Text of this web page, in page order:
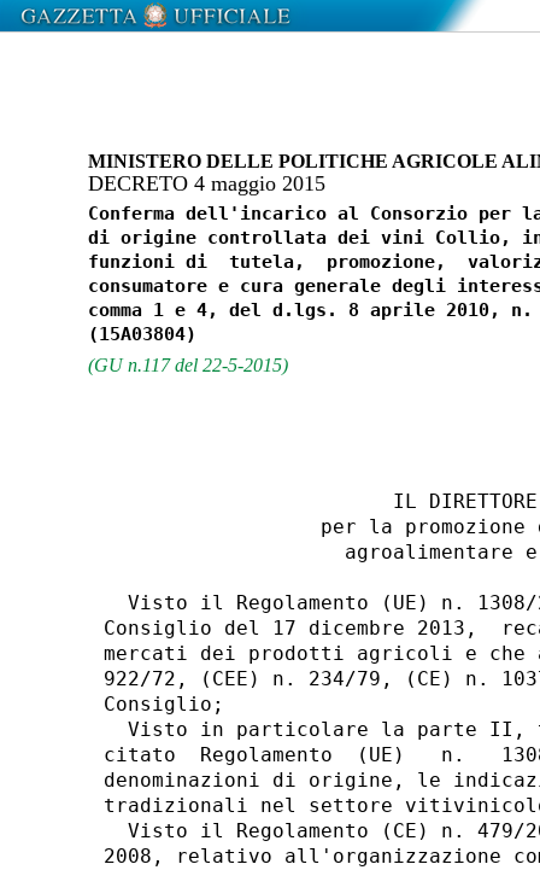
MINISTERO DELLE POLITICHE AGRICOLE
DECRETO 4 maggio 2015
Conferma dell'incarico al Consorzio per
di origine controllata dei vini Collio, in
funzioni di  tutela,  promozione,
consumatore e cura generale degli
comma 1 e 4, del d.lgs. 8 aprile 2010,
(GU n.117 del 22-5-2015)
IL
per la
agroalimentare
Visto il Regolamento (UE) n.
Consiglio del 17 dicembre 2013,
mercati dei prodotti agricoli e che
922/72, (CEE) n. 234/79, (CE) n.
Consiglio;
Visto in particolare la parte II,
citato  Regolamento  (UE)   n.
denominazioni di origine, le
tradizionali nel settore
Visto il Regolamento (CE) n. 479/
2008, relativo all'organizzazione